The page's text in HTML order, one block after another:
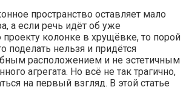
пространство оставляет мало
а если речь идёт об уже
проекту колонке в хрущёвке, то порой
поделать нельзя и придётся
расположением и не эстетичным
агрегата. Но всё не так трагично,
на первый взгляд. В этой статье